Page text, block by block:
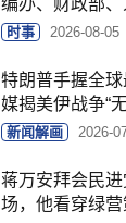
编办、财政部
时事 2026-08-05
特朗普手握全
媒揭美伊战争“
新闻解画 2026-
蒋万安拜会民
场，他看穿绿